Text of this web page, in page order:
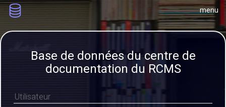
menu
Base de données du centre de
documentation du RCMS